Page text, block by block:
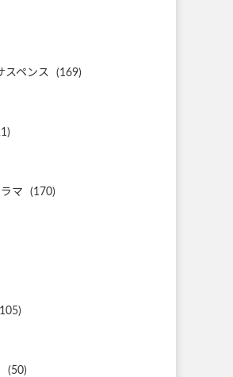
スペンス (169)
マ (170)
(50)